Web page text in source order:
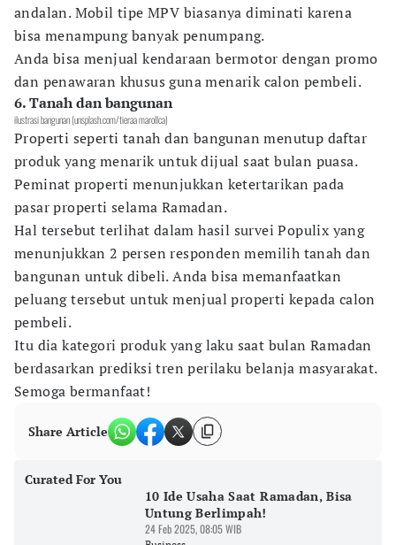
andalan. Mobil tipe MPV biasanya diminati karena
bisa menampung banyak penumpang.
Anda bisa menjual kendaraan bermotor dengan promo
dan penawaran khusus guna menarik calon pembeli.
6. Tanah dan bangunan
ilustrasi bangunan (unsplash.com/tieraa marollca)
Properti seperti tanah dan bangunan menutup daftar
produk yang menarik untuk dijual saat bulan puasa.
Peminat properti menunjukkan ketertarikan pada
pasar properti selama Ramadan.
Hal tersebut terlihat dalam hasil survei Populix yang
menunjukkan 2 persen responden memilih tanah dan
bangunan untuk dibeli. Anda bisa memanfaatkan
peluang tersebut untuk menjual properti kepada calon
pembeli.
Itu dia kategori produk yang laku saat bulan Ramadan
berdasarkan prediksi tren perilaku belanja masyarakat.
Semoga bermanfaat!
Share Article
Curated For You
10 Ide Usaha Saat Ramadan, Bisa
Untung Berlimpah!
24 Feb 2025, 08:05 WIB